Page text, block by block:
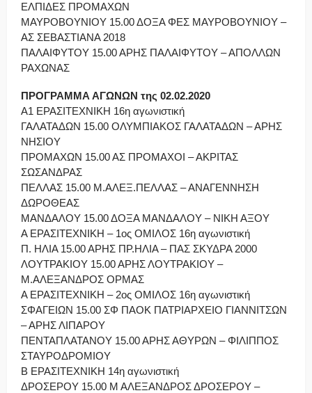
ΕΛΠΙΔΕΣ ΠΡΟΜΑΧΩΝ
ΜΑΥΡΟΒΟΥΝΙΟΥ 15.00 ΔΟΞΑ ΦΕΣ ΜΑΥΡΟΒΟΥΝΙΟΥ –
ΑΣ ΣΕΒΑΣΤΙΑΝΑ 2018
ΠΑΛΑΙΦΥΤΟΥ 15.00 ΑΡΗΣ ΠΑΛΑΙΦΥΤΟΥ – ΑΠΟΛΛΩΝ
ΡΑΧΩΝΑΣ
ΠΡΟΓΡΑΜΜΑ ΑΓΩΝΩΝ της 02.02.2020
Α1 ΕΡΑΣΙΤΕΧΝΙΚΗ 16η αγωνιστική
ΓΑΛΑΤΑΔΩΝ 15.00 ΟΛΥΜΠΙΑΚΟΣ ΓΑΛΑΤΑΔΩΝ – ΑΡΗΣ
ΝΗΣΙΟΥ
ΠΡΟΜΑΧΩΝ 15.00 ΑΣ ΠΡΟΜΑΧΟΙ – ΑΚΡΙΤΑΣ
ΣΩΣΑΝΔΡΑΣ
ΠΕΛΛΑΣ 15.00 Μ.ΑΛΕΞ.ΠΕΛΛΑΣ – ΑΝΑΓΕΝΝΗΣΗ
ΔΩΡΟΘΕΑΣ
ΜΑΝΔΑΛΟΥ 15.00 ΔΟΞΑ ΜΑΝΔΑΛΟΥ – ΝΙΚΗ ΑΞΟΥ
Α ΕΡΑΣΙΤΕΧΝΙΚΗ – 1ος ΟΜΙΛΟΣ 16η αγωνιστική
Π. ΗΛΙΑ 15.00 ΑΡΗΣ ΠΡ.ΗΛΙΑ – ΠΑΣ ΣΚΥΔΡΑ 2000
ΛΟΥΤΡΑΚΙΟΥ 15.00 ΑΡΗΣ ΛΟΥΤΡΑΚΙΟΥ –
Μ.ΑΛΕΞΑΝΔΡΟΣ ΟΡΜΑΣ
Α ΕΡΑΣΙΤΕΧΝΙΚΗ – 2ος ΟΜΙΛΟΣ 16η αγωνιστική
ΣΦΑΓΕΙΩΝ 15.00 ΣΦ ΠΑΟΚ ΠΑΤΡΙΑΡΧΕΙΟ ΓΙΑΝΝΙΤΣΩΝ
– ΑΡΗΣ ΛΙΠΑΡΟΥ
ΠΕΝΤΑΠΛΑΤΑΝΟΥ 15.00 ΑΡΗΣ ΑΘΥΡΩΝ – ΦΙΛΙΠΠΟΣ
ΣΤΑΥΡΟΔΡΟΜΙΟΥ
Β ΕΡΑΣΙΤΕΧΝΙΚΗ 14η αγωνιστική
ΔΡΟΣΕΡΟΥ 15.00 Μ ΑΛΕΞΑΝΔΡΟΣ ΔΡΟΣΕΡΟΥ –